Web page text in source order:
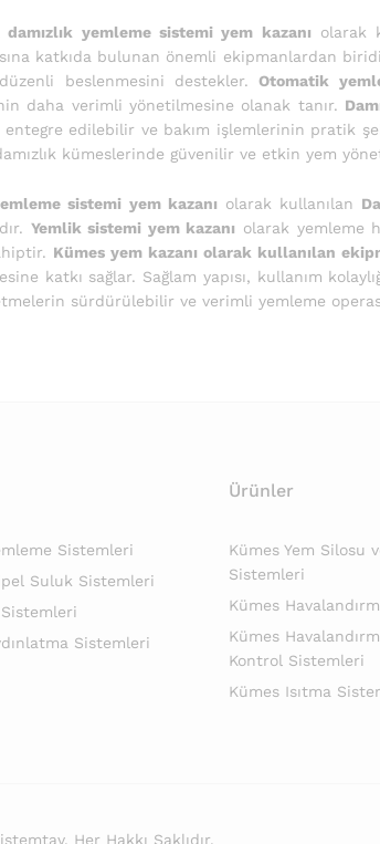
yemleme sistemi yem kazanı olarak
katkıda bulunan önemli ekipmanlardan
düzenli beslenmesini destekler.Otomatik
daha verimli yönetilmesine olanak tanır.
entegre edilebilir ve bakım işlemlerinin pratik
kümeslerinde güvenilir ve etkin yem
sistemi yem kazanı olarak kullanılan
Yemlik sistemi yem kazanı olarak yemleme
Kümes yem kazanı olarak kullanılan
katkı sağlar. Sağlam yapısı, kullanım
sürdürülebilir ve verimli yemleme
Sistemleri
Suluk Sistemleri
Sistemleri
Ürünler
Kümes Yem Silosu
Sistemleri
Kümes
Kümes
Kontrol Sistemleri
Kümes Isıtma
Her Hakkı Saklıdır.